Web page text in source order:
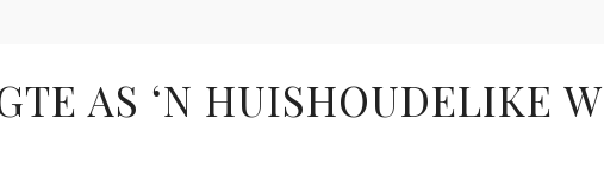
AS ‘N HUISHOUDELIKE